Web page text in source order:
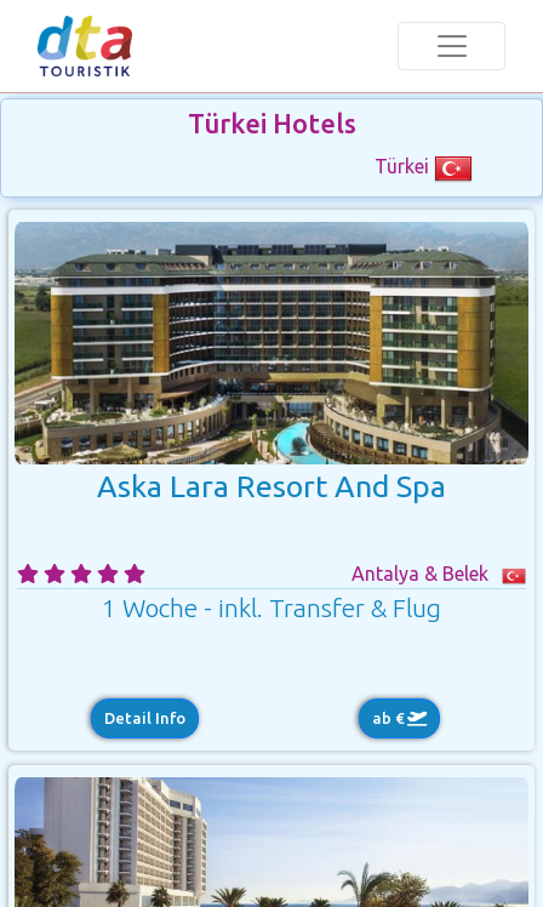
Türkei Hotels
Türkei
Aska Lara Resort And Spa
Antalya & Belek
1 Woche - inkl. Transfer & Flug
Detail Info ab €